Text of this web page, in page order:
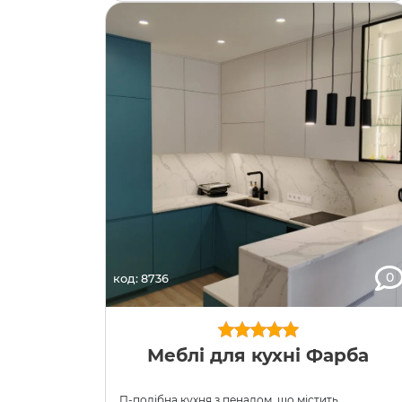
GTV сірого кольору. Далі розташований
холодильник, над ним велика антресоль. Верхні
секції мають високий карніз, який приховує …
код: 8736 0
Меблі для кухні Фарба